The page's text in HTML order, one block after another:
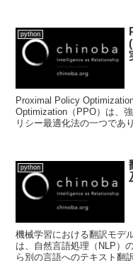
python
Proximal Policy
Optimization（PPO）は、
リシー最適化法の一つであ
python
機械学習における翻訳モデ
は、自然言語処理（NLP）
ら別の言語へのテキスト翻